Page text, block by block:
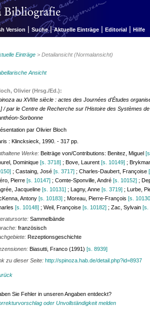
Version | Suche | Aktuelle Einträge | Editorial | Hilfe
Einträge > Detailansicht (Normalansicht)
Ansicht
Olivier (Hrsg./Ed.):
au XVIIIe siècle : actes des Journées d'Études
/ par le Centre de Recherche sur l'Histoire des Systèmes
Sorbonne
par Olivier Bloch
: Klincksieck, 1990. - 317 pp.
Werke:Beiträge von/Contributions: Benitez, Miguel
Dominique[s. 3718] ; Bove, Laurent[s. 10149] ;
; Castaing, José[s. 3717] ; Charles-Daubert, Françoise
Pierre[s. 10147] ; Comte-Sponville, André[s. 10152] ;
Jacqueline[s. 10131] ; Lagny, Anne[s. 3719] ; Lurbe,
Antony[s. 10183] ; Moreau, Pierre-François[s.
[s. 10148] ; Weil, Françoise[s. 10182] ; Zac, Sylvain[s.
Sammelbände
französisch
Rezeptionsgeschichte
Biasutti, Franco (1991)[s. 8939]
zu dieser Seite:http://spinoza.hab.de/detail.php?id=8937
Sie Fehler in unseren Angaben entdeckt?
oder Unvollständigkeit melden